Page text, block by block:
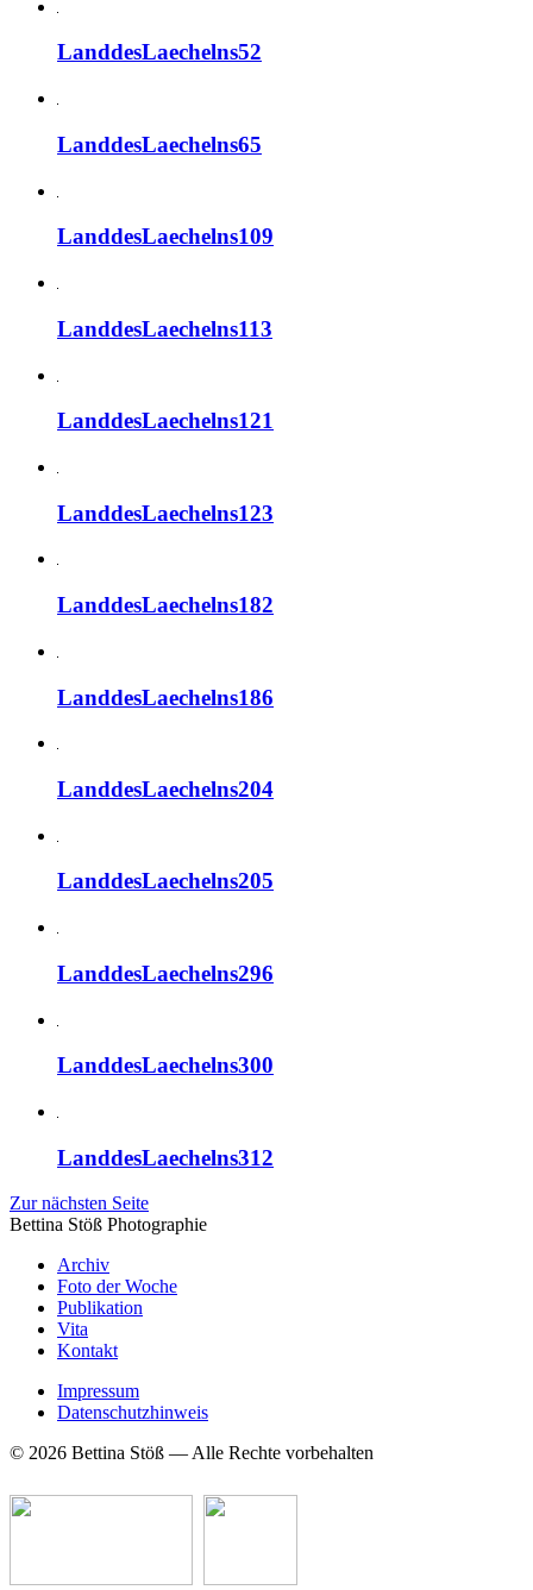
LanddesLaechelns52
LanddesLaechelns65
LanddesLaechelns109
LanddesLaechelns113
LanddesLaechelns121
LanddesLaechelns123
LanddesLaechelns182
LanddesLaechelns186
LanddesLaechelns204
LanddesLaechelns205
LanddesLaechelns296
LanddesLaechelns300
LanddesLaechelns312
Zur nächsten Seite
Bettina Stöß Photographie
Archiv
Foto der Woche
Publikation
Vita
Kontakt
Impressum
Datenschutzhinweis
© 2026 Bettina Stöß — Alle Rechte vorbehalten